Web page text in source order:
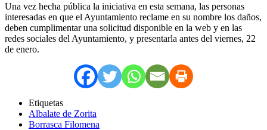
Una vez hecha pública la iniciativa en esta semana, las personas
interesadas en que el Ayuntamiento reclame en su nombre los daños,
deben cumplimentar una solicitud disponible en la web y en las
redes sociales del Ayuntamiento, y presentarla antes del viernes, 22
de enero.
Etiquetas
Albalate de Zorita
Borrasca Filomena